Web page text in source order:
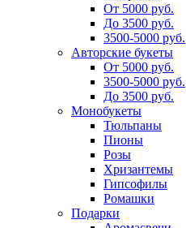
От 5000 руб.
До 3500 руб.
3500-5000 руб.
Авторские букеты
От 5000 руб.
3500-5000 руб.
До 3500 руб.
Монобукеты
Тюльпаны
Пионы
Розы
Хризантемы
Гипсофилы
Ромашки
Подарки